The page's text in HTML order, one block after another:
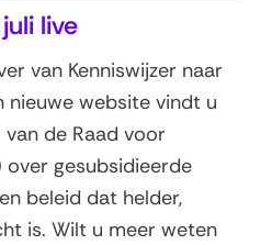
live
van Kenniswijzer naar
nieuwe website vindt u
de Raad voor
over gesubsidieerde
beleid dat helder,
is. Wilt u meer weten